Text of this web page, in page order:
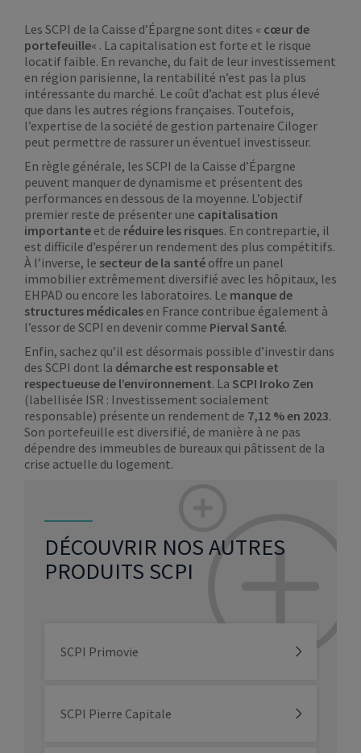
Les SCPI de la Caisse d’Épargne sont dites « cœur de
portefeuille« . La capitalisation est forte et le risque
locatif faible. En revanche, du fait de leur investissement
en région parisienne, la rentabilité n’est pas la plus
intéressante du marché. Le coût d’achat est plus élevé
que dans les autres régions françaises. Toutefois,
l’expertise de la société de gestion partenaire Ciloger
peut permettre de rassurer un éventuel investisseur.
En règle générale, les SCPI de la Caisse d’Épargne
peuvent manquer de dynamisme et présentent des
performances en dessous de la moyenne. L’objectif
premier reste de présenter une capitalisation
importante et de réduire les risques. En contrepartie, il
est difficile d’espérer un rendement des plus compétitifs.
À l’inverse, le secteur de la santé offre un panel
immobilier extrêmement diversifié avec les hôpitaux, les
EHPAD ou encore les laboratoires. Le manque de
structures médicales en France contribue également à
l’essor de SCPI en devenir comme Pierval Santé.
Enfin, sachez qu’il est désormais possible d’investir dans
des SCPI dont la démarche est responsable et
respectueuse de l’environnement. La SCPI Iroko Zen
(labellisée ISR : Investissement socialement
responsable) présente un rendement de 7,12 % en 2023.
Son portefeuille est diversifié, de manière à ne pas
dépendre des immeubles de bureaux qui pâtissent de la
crise actuelle du logement.
DÉCOUVRIR NOS AUTRES
PRODUITS SCPI
SCPI Primovie
SCPI Pierre Capitale